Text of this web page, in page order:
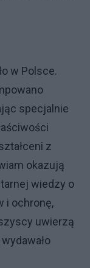
w Polsce.
specjalnie
z
okazują
wiedzy o
i ochronę,
uwierzą